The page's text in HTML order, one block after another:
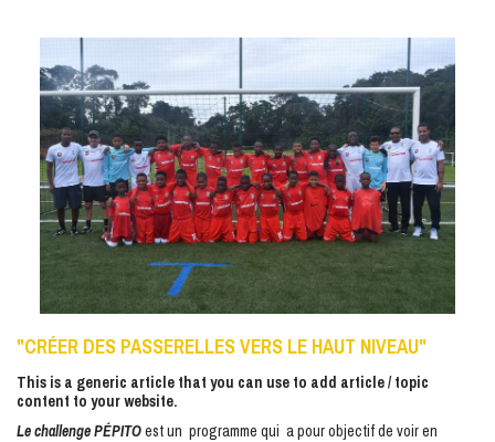
"CRÉER DES PASSERELLES VERS LE HAUT NIVEAU"
This is a generic article that you can use to add article / topic
content to your website.
Le challenge PÉPITOest un programme qui a pour objectif de voir en